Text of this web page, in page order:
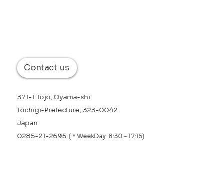
Contact us
371-1 Tojo, Oyama-shi
Tochigi-Prefecture, 323-0042
Japan
0285-21-2695 (＊WeekDay 8:30～17:15)